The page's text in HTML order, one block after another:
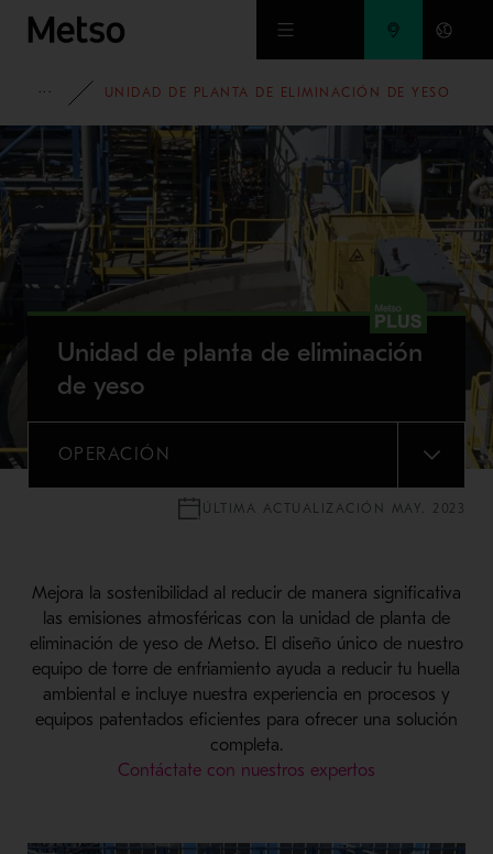
Ir al contenido principal
PORTAFOLIO
UNIDAD DE PLANTA DE ELIMINACIÓN DE YESO
Unidad de planta de eliminación
de yeso
OPERACIÓN
MENU
ÚLTIMA ACTUALIZACIÓN MAY. 2023
Mejora la sostenibilidad al reducir de manera significativa
las emisiones atmosféricas con la unidad de planta de
eliminación de yeso de Metso. El diseño único de nuestro
equipo de torre de enfriamiento ayuda a reducir tu huella
ambiental e incluye nuestra experiencia en procesos y
equipos patentados eficientes para ofrecer una solución
completa.
Contáctate con nuestros expertos